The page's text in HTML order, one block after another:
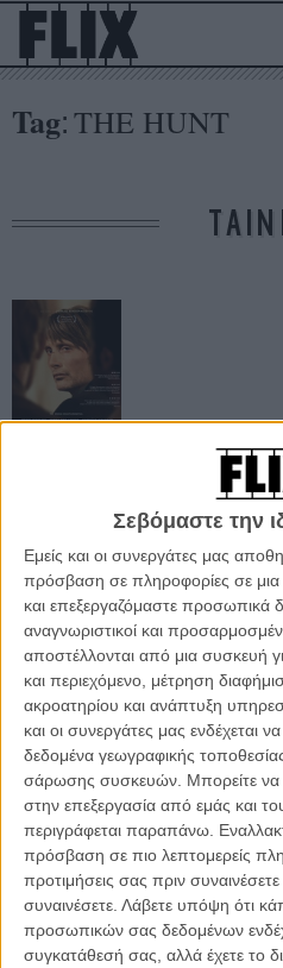
Σεβόμαστε την
Εμείς και οι συνεργάτες μας
πρόσβαση σε πληροφορίες σε
και επεξεργαζόμαστε προσωπικά
αναγνωριστικοί και
αποστέλλονται από μια συσκευή
και περιεχόμενο, μέτρηση
ακροατηρίου και ανάπτυξη
και οι συνεργάτες μας ενδέχεται
δεδομένα γεωγραφικής
σάρωσης συσκευών. Μπορείτε να
στην επεξεργασία από εμάς και
περιγράφεται παραπάνω.
πρόσβαση σε πιο λεπτομερείς
προτιμήσεις σας πριν
συναινέσετε. Λάβετε υπόψη ότι
προσωπικών σας δεδομένων
συγκατάθεσή σας, αλλά έχετε το
Tag: THE HUNT
H μεγάλη επιστροφή του
σκηνές από το «The Hunt»!
ΝΕΑ /11 ΜΑΙ 2012/ Μανώλης Κρανάκης
«The Hunt» του Τόμας
δίχασε!
ΝΕΑ /20 ΜΑΙ 2012/ Flix Team
Τόμας Βίντερμπεργκ:
ΝΕΑ 20 ΜΑΙ 2012 Πόλυ Λυκούργου
Κάννες 2012: O Xρυσός
Μίκαελ Χάνεκε